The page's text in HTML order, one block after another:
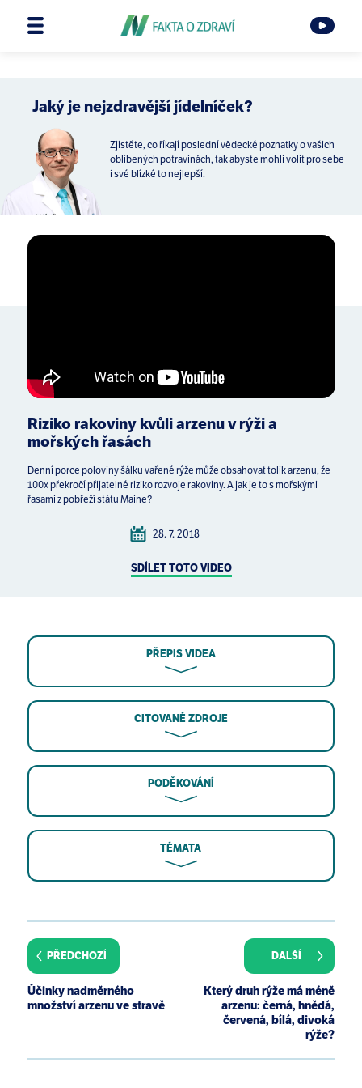
Jaký je nejzdravější jídelníček?
Zjistěte, co říkají poslední vědecké poznatky o vašich
oblíbených potravinách, tak abyste mohli volit pro sebe
i své blízké to nejlepší.
Riziko rakoviny kvůli arzenu v rýži a
mořských řasách
Denní porce poloviny šálku vařené rýže může obsahovat tolik arzenu, že
100x překročí přijatelné riziko rozvoje rakoviny. A jak je to s mořskými
řasami z pobřeží státu Maine?
28. 7. 2018
SDÍLET TOTO VIDEO
PŘEPIS VIDEA
CITOVANÉ ZDROJE
PODĚKOVÁNÍ
TÉMATA
Interactions, and Potential Methods of Remediation.
J Agric Food Chem. 2015 Aug 19;63(32):7097-107.
Sultana R, Kobayashi K, Kim KH. Comparison of
arsenic uptake ability of barnyard grass and rice
species for arsenic phytoremediation. Environ
Meharg AA, Zhao FJ. Strategies for Producing Low
PŘEDCHOZÍ
Účinky nadměrného
množství arzenu ve stravě
Který druh rýže má méně
arzenu: černá, hnědá,
červená, bílá, divoká
rýže?
DALŠÍ